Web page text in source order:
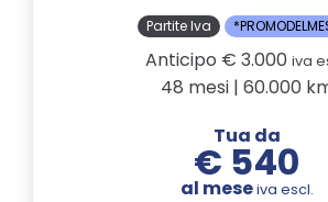
Partite Iva
Anticipo € 3.000 iva
48 mesi | 60.000
Tua da
€ 540
al meseiva escl.